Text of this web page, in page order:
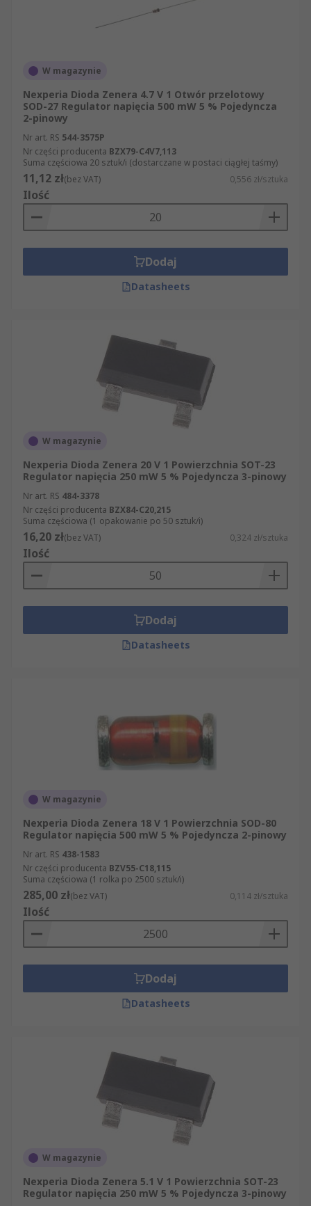
Państwu w sposób błyskawiczny i profesjonalny.
Nie potrafią Państwo znaleźć nikogo gotowego
Państwa produktu? Na naszej stronie łatwo
kategorii Diody Zenera . Oferujemy Państwu
ponad 500 000 produktów dostępnych w
sprzedaży online, a także błyskawiczną dostawę.
Jeśli odwiedzą Państwo naszą stronę
internetową, odkryją Państwo, że została
zaprojektowana tak, by proces składania
zamówienia był maksymalnie prosty i klarowny.
Naszym Klientom oferujemy ekspresową
przesyłkę tych produktów z kategorii Diody
Zenera , które dostępne są w magazynach w
chwili składania zamówienia. Dokładamy
wszelkich starań, by oferowane przez nas
bezpieczeństwa. Udostępniamy dokładne dane
techniczne na temat wszystkich produktów z
sekcji Elementy dyskretne , tak by przed zakupem
mogli Państwo sprawdzić, czy konkretny artykuł
spełnia Państwa oczekiwania.
W magazynie
Nexperia Dioda Zenera 4.7 V 1 Otwór przelotowy
SOD-27 Regulator napięcia 500 mW 5 % Pojedyncza
2-pinowy
Nr art. RS 544-3575P
Nr części producenta BZX79-C4V7,113
Suma częściowa 20 sztuk/i (dostarczane w postaci ciągłej taśmy)
11,12 zł(bez VAT) 0,556 zł/sztuka
Ilość
Dodaj
Datasheets
W magazynie
Nexperia Dioda Zenera 20 V 1 Powierzchnia SOT-23
Regulator napięcia 250 mW 5 % Pojedyncza 3-pinowy
Nr art. RS 484-3378
Nr części producenta BZX84-C20,215
Suma częściowa (1 opakowanie po 50 sztuk/i)
16,20 zł(bez VAT) 0,324 zł/sztuka
Ilość
Dodaj
Datasheets
W magazynie
Nexperia Dioda Zenera 18 V 1 Powierzchnia SOD-80
Regulator napięcia 500 mW 5 % Pojedyncza 2-pinowy
Nr art. RS 438-1583
Nr części producenta BZV55-C18,115
Suma częściowa (1 rolka po 2500 sztuk/i)
285,00 zł(bez VAT) 0,114 zł/sztuka
Ilość
Dodaj
Datasheets
W magazynie
Nexperia Dioda Zenera 5.1 V 1 Powierzchnia SOT-23
Regulator napięcia 250 mW 5 % Pojedyncza 3-pinowy